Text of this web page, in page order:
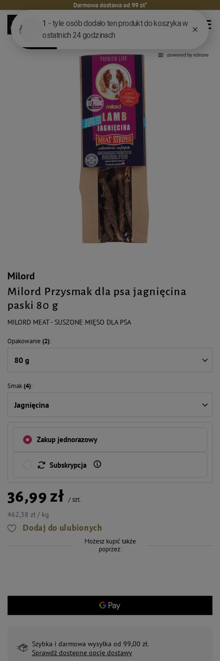
Darmowa dostawa od 99 zł*
Milord
Milord Przysmak dla psa jagnięcina
paski 80 g
MILORD MEAT - SUSZONE MIĘSO DLA PSA
Opakowanie (2)
80 g
Smak(4)
Jagnięcina
Zakup jednorazowy
Subskrypcja
36,99 zł /szt.
462,38 zł / kg
Dodaj do ulubionych
Możesz kupić także
poprzez:
Szybka i darmowa wysyłka od 99,00 zł.
Sprawdź dostępne opcje dostawy